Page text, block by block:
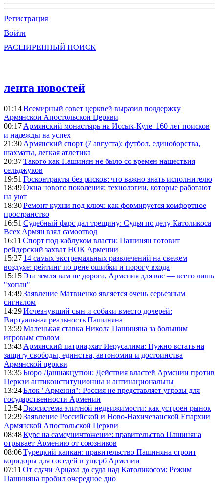
Регистрация
Войти
РАСШИРЕННЫЙ ПОИСК
лента новостей
01:14 Всемирный совет церквей выразил поддержку
Армянской Апостольской Церкви
00:17 Армянский монастырь на Иссык-Куле: 160 лет поисков
и надежды на успех
21:30 Армянский спорт (7 августа): футбол, единоборства,
шахматы, легкая атлетика
20:37 Такого как Пашинян не было со времен нашествия
сельджуков
19:51 Госконтракты без рисков: что важно знать исполнителю
18:49 Окна нового поколения: технологии, которые работают
на уют
18:30 Ремонт кухни под ключ: как формируется комфортное
пространство
16:51 Судебный фарс дал трещину: Судья по делу Католикоса
Всех Армян взял самоотвод
16:11 Спорт под каблуком власти: Пашинян готовит
рейдерский захват НОК Армении
15:27 14 самых экстремальных развлечений на свежем
воздухе: рейтинг по цене ошибки и порогу входа
15:15 Эта земля вам не дорога, Армения для вас — всего лишь
"хопан"
14:49 Заявление Матвиенко является очень серьезным
сигналом
14:29 Исчезнувший сын и собаки вместо дочерей:
Виртуальная реальность Пашиняна
13:59 Маленькая ставка Никола Пашиняна за большим
игровым столом
13:43 Армянский патриархат Иерусалима: Нужно встать на
защиту свободы, единства, автономии и достоинства
Армянской церкви
13:35 Бюро Дашнакцутюн: Действия властей Армении против
Церкви антиконституционны и антинациональны
13:24 Блок "Армения": Россия не представляет угрозы для
государственности Армении
12:54 Экосистема элитной недвижимости: как устроен рынок
12:29 Заявление Российской и Ново-Нахичеванской Епархии
Армянской Апостольской Церкви
08:48 Курс на самоуничтожение: правительство Пашиняна
отрывает Армению от союзников
08:06 Турецкий капкан: правительство Пашиняна строит
коридоры для соседей в ущерб Армении
07:11 От сдачи Арцаха до суда над Католикосом: Режим
Пашиняна пробил очередное дно